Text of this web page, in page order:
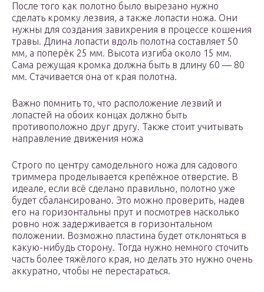
После того как полотно было вырезано нужно
сделать кромку лезвия, а также лопасти ножа. Они
нужны для создания завихрения в процессе кошения
травы. Длина лопасти вдоль полотна составляет 50
мм, а поперёк 25 мм. Высота изгиба около 15 мм.
Сама режущая кромка должна быть в длину 60 — 80
мм. Стачивается она от края полотна.
Важно помнить то, что расположение лезвий и
лопастей на обоих концах должно быть
противоположно друг другу. Также стоит учитывать
направление движения ножа
Строго по центру самодельного ножа для садового
триммера проделывается крепёжное отверстие. В
идеале, если всё сделано правильно, полотно уже
будет сбалансировано. Это можно проверить, надев
его на горизонтальны прут и посмотрев насколько
ровно нож задерживается в горизонтальном
положении. Возможно пластина будет отклоняться в
какую-нибудь сторону. Тогда нужно немного сточить
часть более тяжёлого края, но делать это нужно очень
аккуратно, чтобы не перестараться.